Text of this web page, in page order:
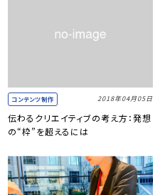
コンテンツ制作 2018年04月05日
伝わるクリエイティブの考え方：発想
の“枠”を超えるには